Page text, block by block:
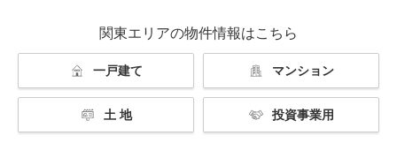
関東エリアの物件情報はこちら
一戸建て マンション
土 地 投資事業用